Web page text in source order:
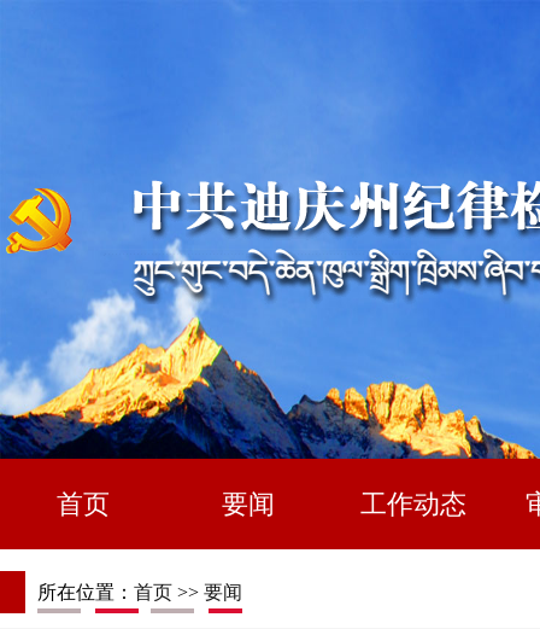
首页 要闻 工作动态
所在位置： 首页 >> 要闻